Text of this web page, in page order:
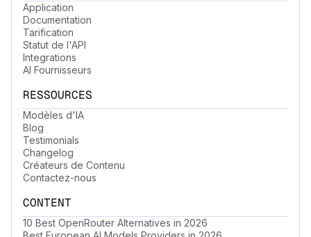
Application
Documentation
Tarification
Statut de l'API
Integrations
AI Fournisseurs
RESSOURCES
Modèles d'IA
Blog
Testimonials
Changelog
Créateurs de Contenu
Contactez-nous
CONTENT
10 Best OpenRouter Alternatives in 2026